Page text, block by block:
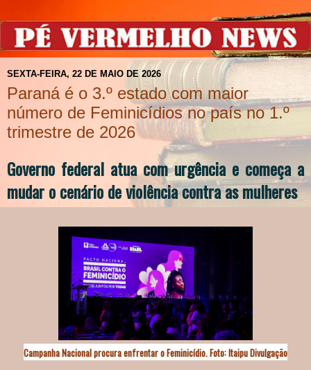
SEXTA-FEIRA, 22 DE MAIO DE 2026
Paraná é o 3.º estado com maior
número de Feminicídios no país no 1.º
trimestre de 2026
Governo federal atua com urgência e começa a
mudar o cenário de violência contra as mulheres
Campanha Nacional procura enfrentar o Feminicídio. Foto: Itaipu Divulgação